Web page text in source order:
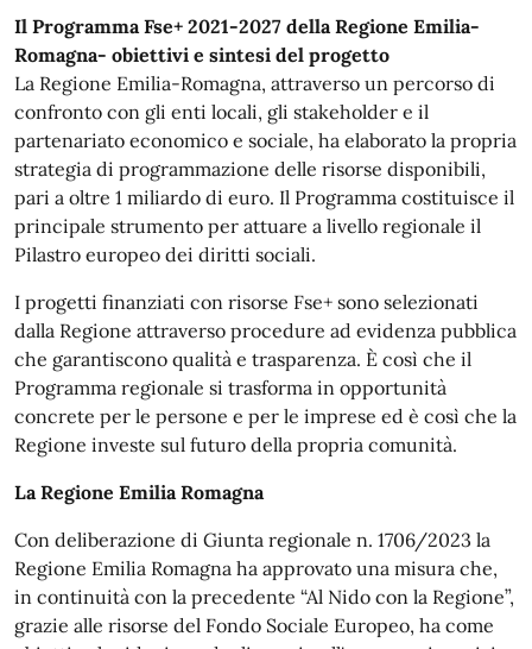
Il Programma Fse+ 2021-2027 della Regione Emilia-
Romagna- obiettivi e sintesi del progetto
La Regione Emilia-Romagna, attraverso un percorso di
confronto con gli enti locali, gli stakeholder e il
partenariato economico e sociale, ha elaborato la propria
strategia di programmazione delle risorse disponibili,
pari a oltre 1 miliardo di euro. Il Programma costituisce il
principale strumento per attuare a livello regionale il
Pilastro europeo dei diritti sociali.
I progetti finanziati con risorse Fse+ sono selezionati
dalla Regione attraverso procedure ad evidenza pubblica
che garantiscono qualità e trasparenza. È così che il
Programma regionale si trasforma in opportunità
concrete per le persone e per le imprese ed è così che la
Regione investe sul futuro della propria comunità.
La Regione Emilia Romagna
Con deliberazione di Giunta regionale n. 1706/2023 la
Regione Emilia Romagna ha approvato una misura che,
in continuità con la precedente “Al Nido con la Regione”,
grazie alle risorse del Fondo Sociale Europeo, ha come